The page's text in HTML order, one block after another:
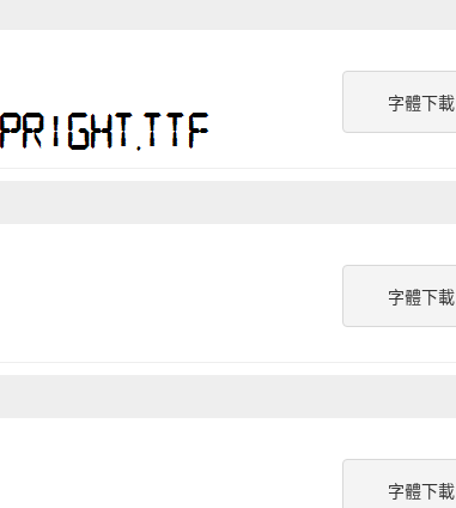
字體下載
字體下載
字體下載